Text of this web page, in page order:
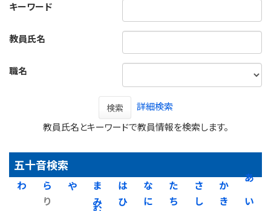
キーワード
教員氏名
職名
検索
詳細検索
教員氏名とキーワードで教員情報を検索します。
五十音検索
あ
い
か
き
さ
し
た
ち
な
に
は
ひ
ま
み
や
ら
り
わ